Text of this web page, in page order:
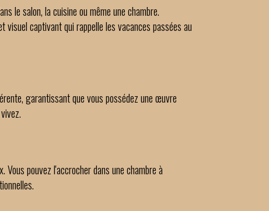
le salon, la cuisine ou même une chambre.
visuel captivant qui rappelle les vacances passées au
garantissant que vous possédez une œuvre
pouvez l'accrocher dans une chambre à